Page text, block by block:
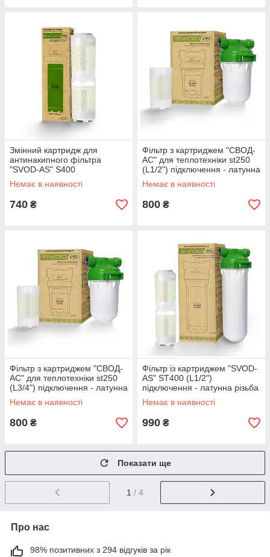
Змінний картридж для
антинакипного фільтра
"SVOD-AS" S400
Немає в наявності
740 ₴
Фільтр з картриджем "СВОД-
АС" для теплотехніки st250
(L1/2") підключення - латунна
різьба
Немає в наявності
800 ₴
Фільтр з картриджем "СВОД-
АС" для теплотехніки st250
(L3/4") підключення - латунна
різьба
Немає в наявності
800 ₴
Фільтр із картриджем "SVOD-
AS" ST400 (L1/2")
підключення - латунна різьба
Немає в наявності
990 ₴
Показати ще
1 / 4
Про нас
98% позитивних з 294 відгуків за рік